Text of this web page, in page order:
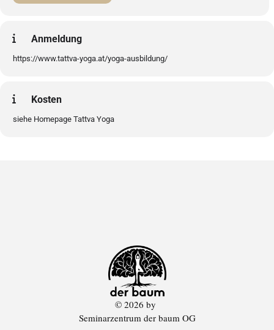
Anmeldung
https://www.tattva-yoga.at/yoga-ausbildung/
Kosten
siehe Homepage Tattva Yoga
© 2026 by
Seminarzentrum der baum OG